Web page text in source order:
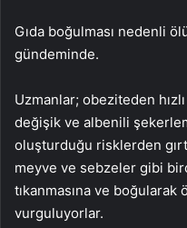
Gıda boğulması nedenli
gündeminde.
Uzmanlar; obeziteden
değişik ve albenili
oluşturduğu risklerden
meyve ve sebzeler gibi
tıkanmasına ve boğularak
vurguluyorlar.